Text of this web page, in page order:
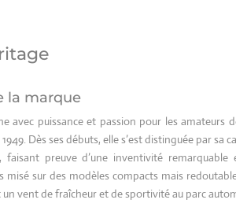
la marque
avec puissance et passion pour les amateurs
Dès ses débuts, elle s’est distinguée par sa
preuve d’une inventivité remarquable
sur des modèles compacts mais
vent de fraîcheur et de sportivité au parc